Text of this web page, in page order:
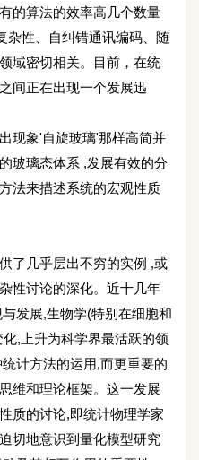
的算法的效率高几个数量
杂性、自纠错通讯编码、随
域密切相关。目前，在统
间正在出现一个发展迅
现象'自旋玻璃'那样高简并
玻璃态体系 ,发展有效的分
法来描述系统的宏观性质
了几乎层出不穷的实例 ,或
性讨论的深化。近十几年
发展,生物学(特别在细胞和
,上升为科学界最活跃的领
计方法的运用,而更重要的
维和理论框架。这一发展
质的讨论,即统计物理学家
切地意识到量化模型研究